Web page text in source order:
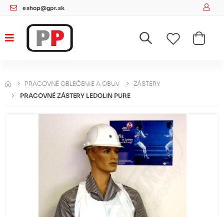
eshop@gpr.sk
PRACOVNÉ OBLEČENIE A OBUV
ZÁSTERY
PRACOVNÉ ZÁSTERY LEDOLIN PURE